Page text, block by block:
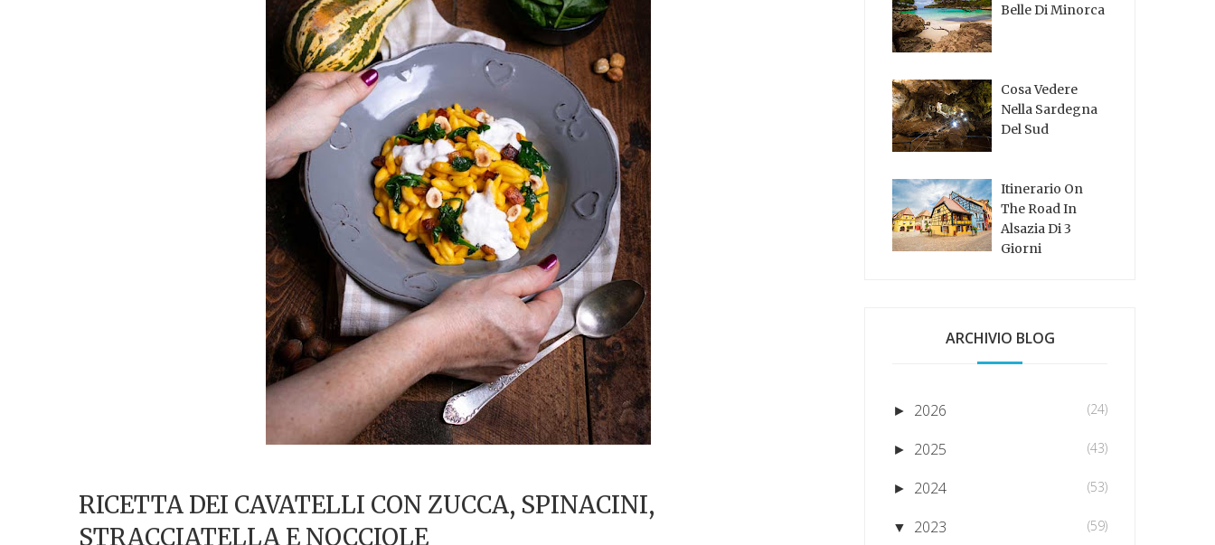
RICETTA DEI CAVATELLI CON ZUCCA, SPINACINI,
STRACCIATELLA E NOCCIOLE
Belle Di Minorca
Cosa Vedere
Nella Sardegna
Del Sud
Itinerario On
The Road In
Alsazia Di 3
Giorni
ARCHIVIO BLOG
► 2026 (24)
► 2025 (43)
► 2024 (53)
▼ 2023 (59)